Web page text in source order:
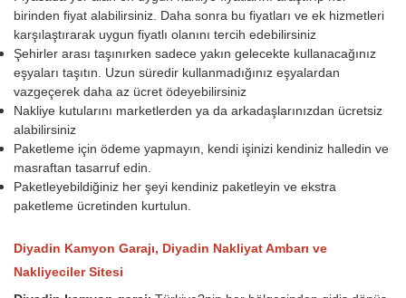
birinden fiyat alabilirsiniz. Daha sonra bu fiyatları ve ek hizmetleri
karşılaştırarak uygun fiyatlı olanını tercih edebilirsiniz
Şehirler arası taşınırken sadece yakın gelecekte kullanacağınız
eşyaları taşıtın. Uzun süredir kullanmadığınız eşyalardan
vazgeçerek daha az ücret ödeyebilirsiniz
Nakliye kutularını marketlerden ya da arkadaşlarınızdan ücretsiz
alabilirsiniz
Paketleme için ödeme yapmayın, kendi işinizi kendiniz halledin ve
masraftan tasarruf edin.
Paketleyebildiğiniz her şeyi kendiniz paketleyin ve ekstra
paketleme ücretinden kurtulun.
Diyadin Kamyon Garajı, Diyadin Nakliyat Ambarı ve
Nakliyeciler Sitesi